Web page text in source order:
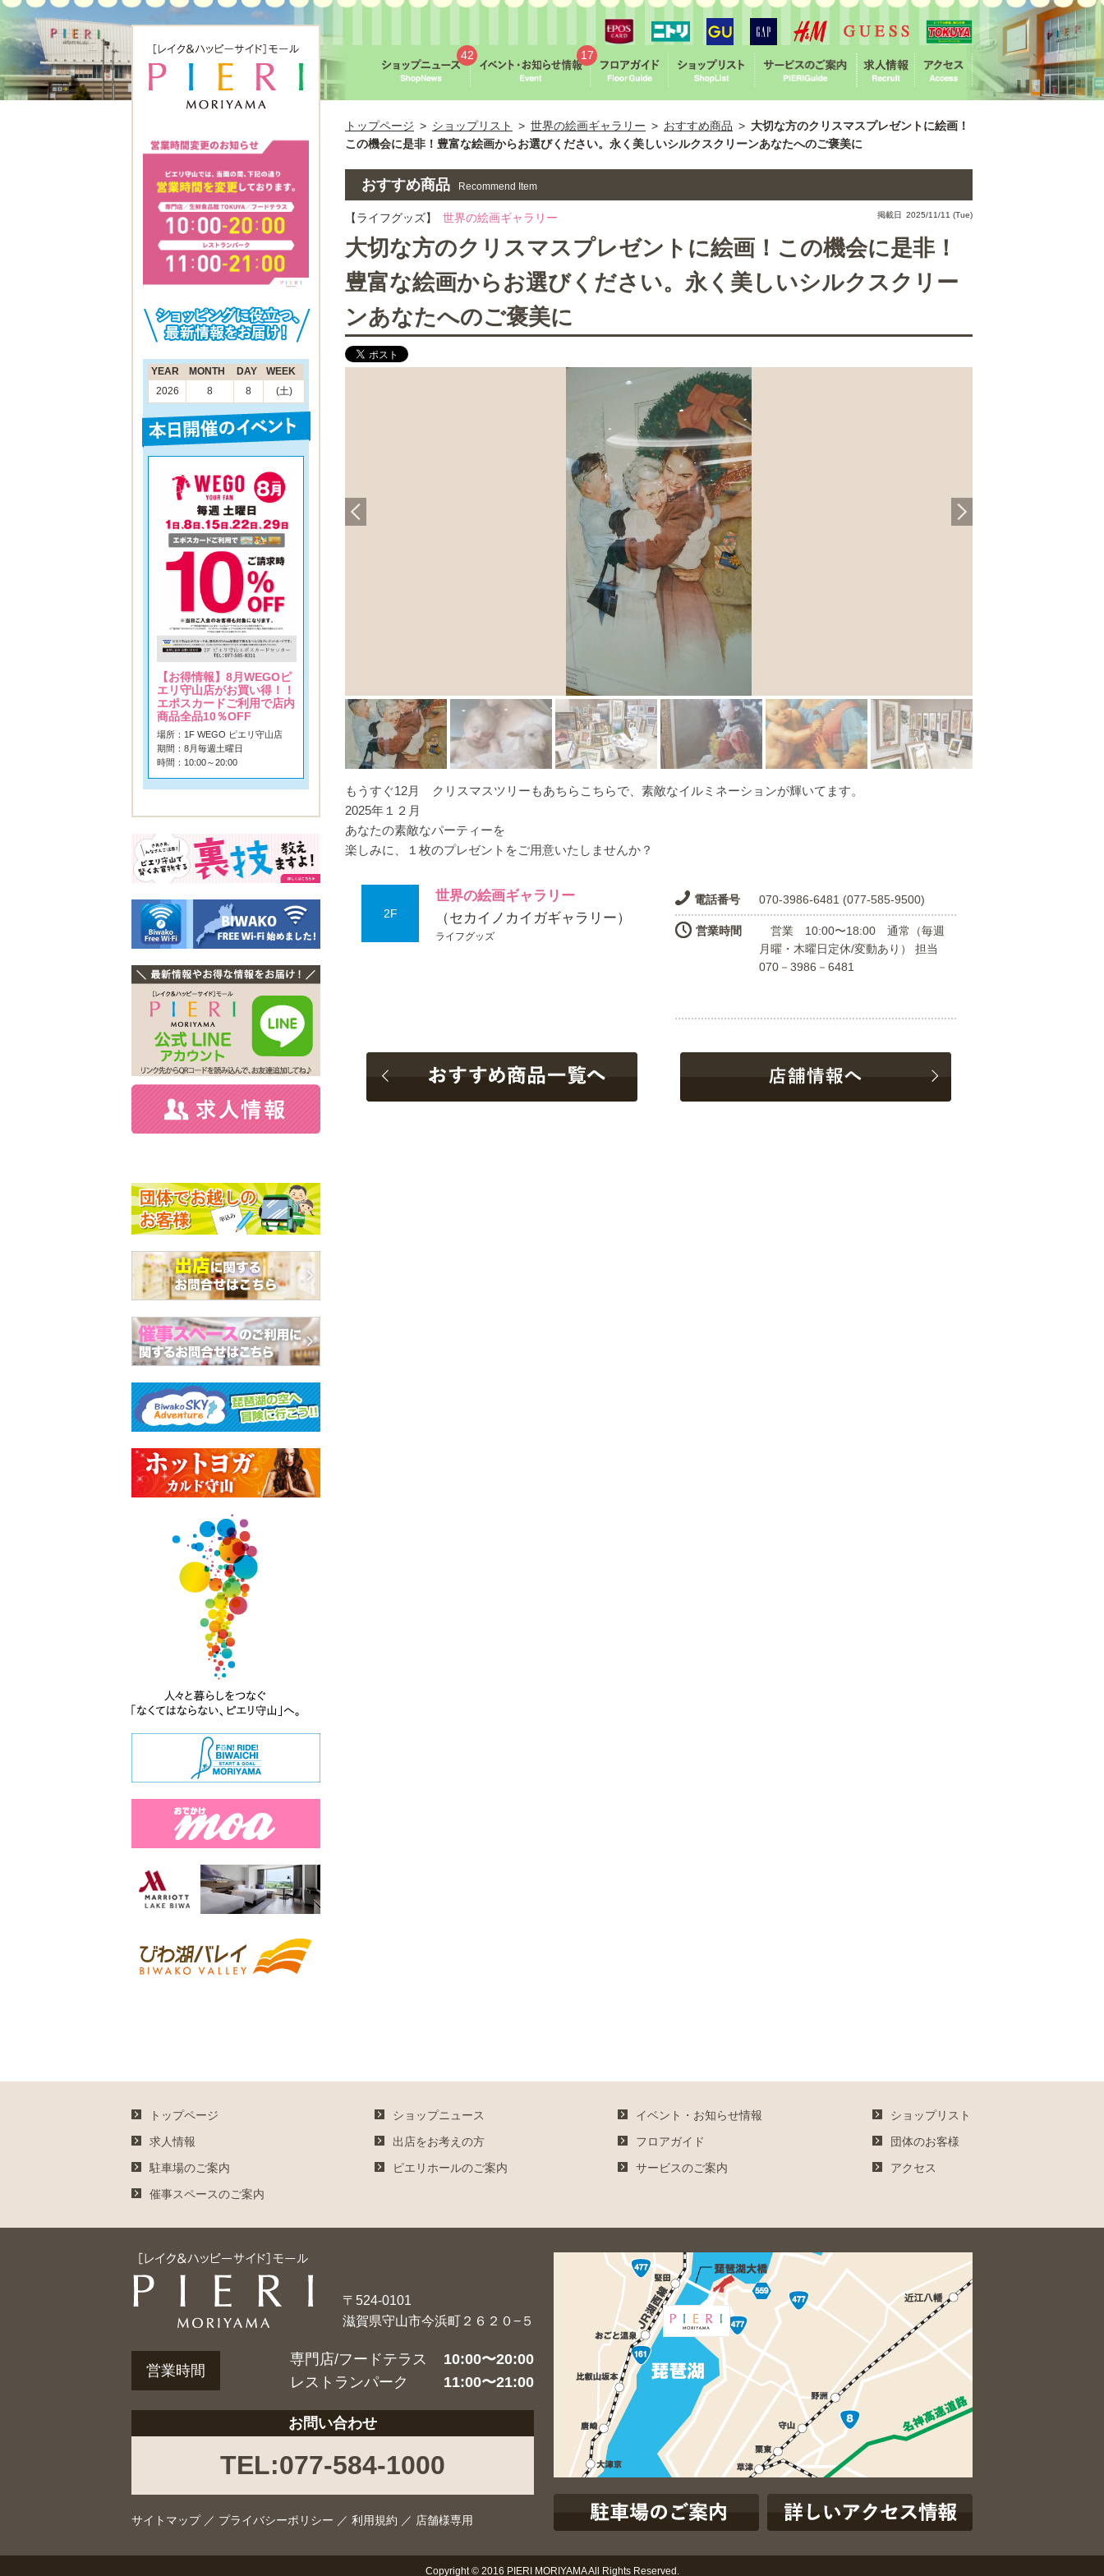
42 17
YEAR MONTH DAY
WEEK
2026
8 8 (土)
【お得情報】8月WEGOピ
エリ守山店がお買い得！！
エポスカードご利用で店内
商品全品10％OFF
場所：1F WEGO ピエリ守山店
期間：8月毎週土曜日
時間：10:00～20:00
トップページ > ショップリスト > 世界の絵画ギャラリー > おすすめ商品 > 大切な方のクリスマスプレゼントに絵画！
この機会に是非！豊富な絵画からお選びください。永く美しいシルクスクリーンあなたへのご褒美に
おすすめ商品 Recommend Item
【ライフグッズ】 世界の絵画ギャラリー 掲載日 2025/11/11 (Tue)
大切な方のクリスマスプレゼントに絵画！この機会に是非！
豊富な絵画からお選びください。永く美しいシルクスクリー
ンあなたへのご褒美に
もうすぐ12月 クリスマスツリーもあちらこちらで、素敵なイルミネーションが輝いてます。
2025年１２月
あなたの素敵なパーティーを
楽しみに、１枚のプレゼントをご用意いたしませんか？
2F
世界の絵画ギャラリー
（セカイノカイガギャラリー）
ライフグッズ
電話番号 070-3986-6481 (077-585-9500)
営業時間
営業 10:00〜18:00 通常（毎週
月曜・木曜日定休/変動あり） 担当
070－3986－6481
トップページ
求人情報
駐車場のご案内
催事スペースのご案内
ショップニュース
出店をお考えの方
ピエリホールのご案内
イベント・お知らせ情報
フロアガイド
サービスのご案内
ショップリスト
団体のお客様
アクセス
〒524-0101
滋賀県守山市今浜町２６２０−５
営業時間
専門店/フードテラス
10:00〜20:00
レストランパーク
11:00〜21:00
お問い合わせ
TEL:077-584-1000
サイトマップ／ プライバシーポリシー ／ 利用規約 ／ 店舗様専用
Copyright © 2016 PIERI MORIYAMA All Rights Reserved.